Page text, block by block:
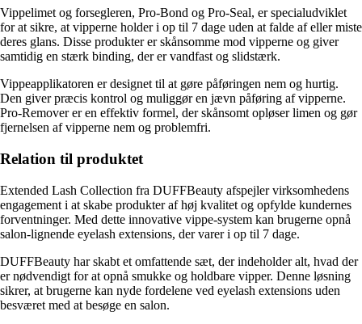
Vippelimet og forsegleren, Pro-Bond og Pro-Seal, er specialudviklet
for at sikre, at vipperne holder i op til 7 dage uden at falde af eller miste
deres glans. Disse produkter er skånsomme mod vipperne og giver
samtidig en stærk binding, der er vandfast og slidstærk.
Vippeapplikatoren er designet til at gøre påføringen nem og hurtig.
Den giver præcis kontrol og muliggør en jævn påføring af vipperne.
Pro-Remover er en effektiv formel, der skånsomt opløser limen og gør
fjernelsen af vipperne nem og problemfri.
Relation til produktet
Extended Lash Collection fra DUFFBeauty afspejler virksomhedens
engagement i at skabe produkter af høj kvalitet og opfylde kundernes
forventninger. Med dette innovative vippe-system kan brugerne opnå
salon-lignende eyelash extensions, der varer i op til 7 dage.
DUFFBeauty har skabt et omfattende sæt, der indeholder alt, hvad der
er nødvendigt for at opnå smukke og holdbare vipper. Denne løsning
sikrer, at brugerne kan nyde fordelene ved eyelash extensions uden
besværet med at besøge en salon.